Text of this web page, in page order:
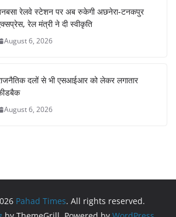
रेलवे स्टेशन पर अब रुकेगी अछनेरा-टनकपुर
रेल मंत्री ने दी स्वीकृति
August 6, 2026
दलों से भी एसआईआर को लेकर लगातार
August 6, 2026
Pahad Times. All rights reserved.